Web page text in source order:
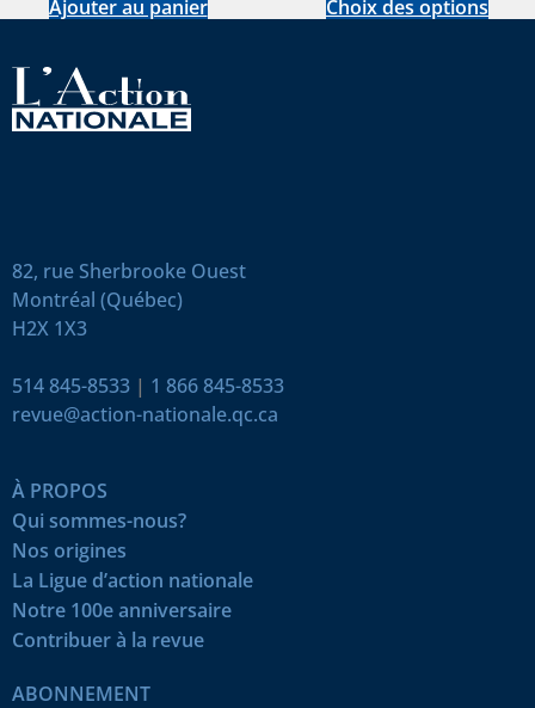
Ajouter au panier Choix des options
82, rue Sherbrooke Ouest
Montréal (Québec)
H2X 1X3
514 845-8533 | 1 866 845-8533
revue@action-nationale.qc.ca
À PROPOS
Qui sommes-nous?
Nos origines
La Ligue d’action nationale
Notre 100e anniversaire
Contribuer à la revue
ABONNEMENT